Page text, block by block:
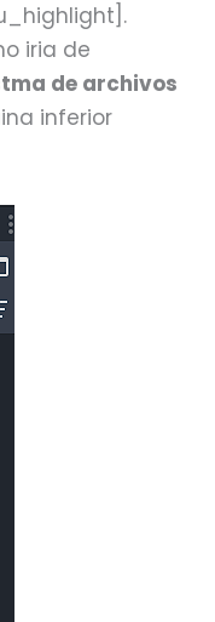
iria de
de archivos
inferior